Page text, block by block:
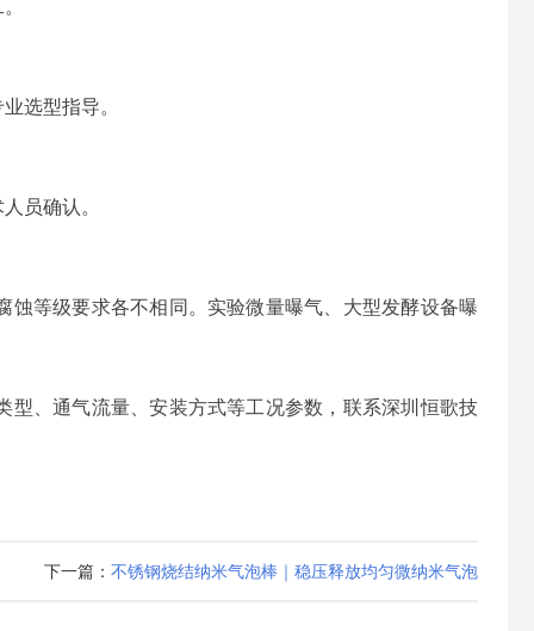
选型指导。
员确认。
等级要求各不相同。实验微量曝气、大型发酵设备曝
、通气流量、安装方式等工况参数，联系深圳恒歌技
下一篇： 不锈钢烧结纳米气泡棒｜稳压释放均匀微纳米气泡